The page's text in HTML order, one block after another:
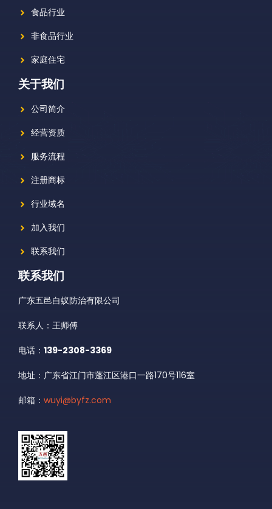
食品行业
非食品行业
家庭住宅
关于我们
公司简介
经营资质
服务流程
注册商标
行业域名
加入我们
联系我们
联系我们
广东五邑白蚁防治有限公司
联系人：王师傅
电话： 139-2308-3369
地址：广东省江门市蓬江区港口一路170号116室
邮箱： wuyi@byfz.com